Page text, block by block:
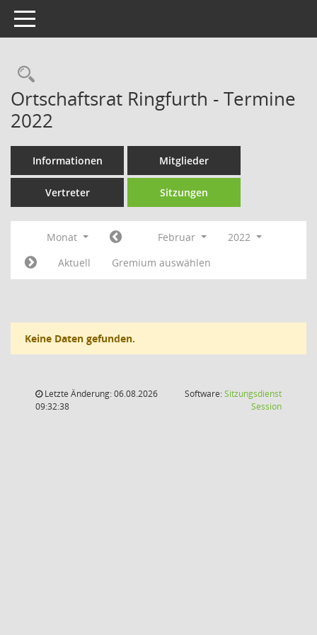
Toggle navigation
Rechercheauswahl
Ortschaftsrat Ringfurth - Termine
2022
Informationen Mitglieder
Vertreter Sitzungen
Monat Februar
2022
Aktuell
Gremium auswählen
Keine Daten gefunden.
Letzte Änderung: 06.08.2026
09:32:38
Software:Sitzungsdienst
Session(Wird in